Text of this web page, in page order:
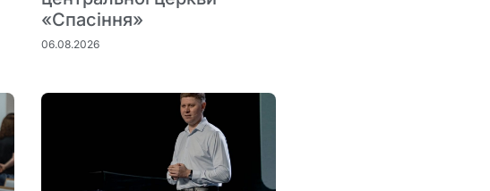
«Спасіння»
06.08.2026